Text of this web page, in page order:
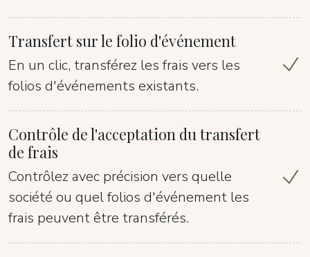
Transfert sur le folio d'événement
En un clic, transférez les frais vers les
folios d'événements existants.
Contrôle de l'acceptation du transfert
de frais
Contrôlez avec précision vers quelle
société ou quel folios d'événement les
frais peuvent être transférés.